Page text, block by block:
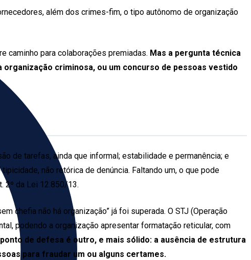
além dos crimes-fim, o tipo autônomo de organização
caminho para colaborações premiadas. Mas a pergunta técnica
criminosa, ou um concurso de pessoas vestido
de tarefas, ainda que informal; estabilidade e permanência; e
não retórica de denúncia. Faltando um, o que pode
2º da Lei 12.850/13.
chefia não há organização” já foi superada. O STJ (Operação
podendo a organização apresentar formatação reticular, com
de defesa é outro, e mais sólido: a ausência de estrutura
para fraudar um ou alguns certames.